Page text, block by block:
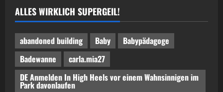
ALLES WIRKLICH SUPERGEIL!
abandoned building Baby
Babypädagoge
Badewanne
carla.mia27
DE Anmelden In High Heels vor einem Wahnsinnigen im
Park davonlaufen